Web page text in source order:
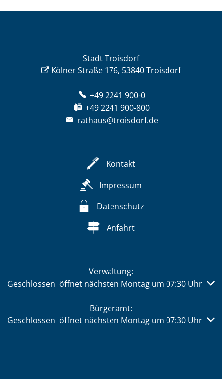
Stadt Troisdorf
Kölner Straße 176, 53840 Troisdorf
+49 2241 900-0
+49 2241 900-800
rathaus@troisdorf.de
Kontakt
Impressum
Datenschutz
Anfahrt
Verwaltung:
Klicken, um weitere Öffnungs- oder Schließzeiten
Geschlossen: öffnet nächsten Montag um 07:30 Uhr
Bürgeramt:
Klicken, um weitere Öffnungs- oder Schließzeiten
Geschlossen: öffnet nächsten Montag um 07:30 Uhr